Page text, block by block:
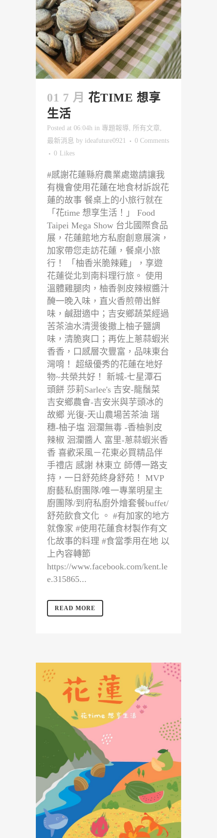
01 7 月 花TIME 想享
生活
Posted at 06:04h in 專題報導 所有文章
最新消息 by ideafuture0921
0 Comments
0 Likes
#感謝花蓮縣府農業處邀請讓我
有機會使用花蓮在地食材訴說花
蓮的故事 餐桌上的小旅行就在
「花time 想享生活！」 Food
Taipei Mega Show 台北國際食品
展，花蓮館地方私廚創意展演，
加家帶您走訪花蓮，餐桌小旅
行！ 「柚香米脆辣雞」，享遊
花蓮從北到南料理行旅。 使用
溫體雞腿肉，柚香剝皮辣椒醬汁
醃一晚入味，直火香煎帶出鮮
味，鹹甜適中；吉安鄉蔬菜經過
苦茶油水清燙後撒上柚子鹽調
味，清脆爽口；再佐上蔥蒜蝦米
香香，口感層次豐富，品味東台
灣唷！ 超級優秀的花蓮在地好
物~共榮共好！ 新城-七星潭石
頭餅 莎莉Sarlee's 吉安-龍鬚菜
吉安鄉農會-吉安米與芋頭冰的
故鄉 光復-天山農場苦茶油 瑞
穗-柚子塩 洄瀾無毒 -香柚剝皮
辣椒 洄瀾醬人 富里-蔥蒜蝦米香
香 喜歡采風－花東必買精品伴
手禮店 感謝 林東立 師傅一路支
持，一日舒苑終身舒苑！ MVP
廚藝私廚團隊/唯一專業明星主
廚團隊/到府私廚外燴套餐buffet/
舒苑飲食文化 。 #有加家的地方
就像家 #使用花蓮食材製作有文
化故事的料理 #食當季用在地 以
上內容轉節
https://www.facebook.com/kent.le
e.315865...
READ MORE